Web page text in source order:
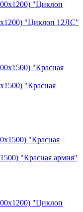
"Циклоп 12ЛС"
"Красная
"Красная армия"